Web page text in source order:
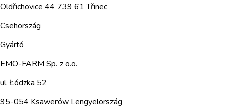
Oldřichovice 44 739 61 Třinec
Csehország
Gyártó
EMO-FARM Sp. z o.o.
ul. Łódzka 52
95-054 Ksawerów Lengyelország